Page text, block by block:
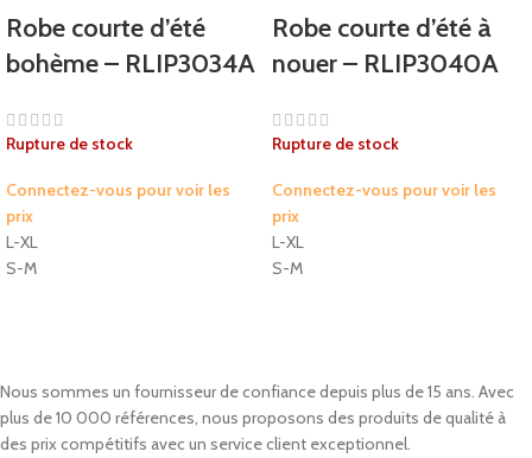
Robe courte d’été
bohème – RLIP3034A
Rupture de stock
Connectez-vous pour voir les
prix
L-XL
S-M
Robe courte d’été à
nouer – RLIP3040A
Rupture de stock
Connectez-vous pour voir les
prix
L-XL
S-M
Nous sommes un fournisseur de confiance depuis plus de 15 ans. Avec
plus de 10 000 références, nous proposons des produits de qualité à
des prix compétitifs avec un service client exceptionnel.